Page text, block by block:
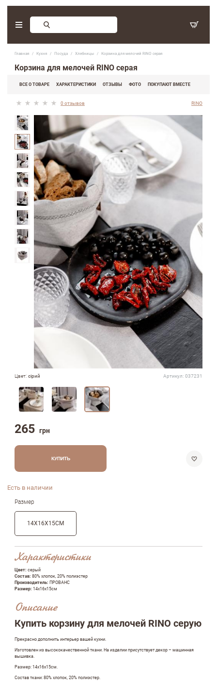
Главная Кухня Посуда Хлебницы Корзина для мелочей RINO серая
Корзина для мелочей RINO серая
ВСЕ О ТОВАРЕ ХАРАКТЕРИСТИКИ ОТЗЫВЫ ФОТО ПОКУПАЮТ ВМЕСТЕ
0 отзывов RINO
Цвет: сірий Артикул: 037231
265 грн
КУПИТЬ
Есть в наличии
Размер
14Х16Х15СМ
Характеристики
Цвет: серый
Состав: 80% хлопок, 20% полиэстер
Производитель: ПРОВАНС
Размер: 14х16х15см
Описание
Купить корзину для мелочей RINO серую
Прекрасно дополнить интерьер вашей кухни.
Изготовлен из высококачественной ткани. На изделии присутствует декор – машинная
вышивка.
Размер: 14х16х15см.
Состав ткани: 80% хлопок, 20% полиэстер.
Заказ обратного звонка
(097) 416-90-33 ,
(066) 339-07-15